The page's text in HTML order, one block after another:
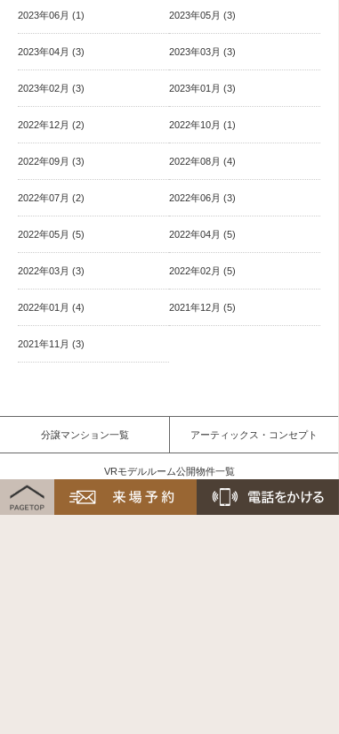
2023年06月 (1) 2023年05月 (3)
2023年04月 (3) 2023年03月 (3)
2023年02月 (3) 2023年01月 (3)
2022年12月 (2) 2022年10月 (1)
2022年09月 (3) 2022年08月 (4)
2022年07月 (2) 2022年06月 (3)
2022年05月 (5) 2022年04月 (5)
2022年03月 (3) 2022年02月 (5)
2022年01月 (4) 2021年12月 (5)
2021年11月 (3)
分譲マンション一覧 アーティックス・コンセプト
VRモデルルーム公開物件一覧
供給実績